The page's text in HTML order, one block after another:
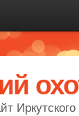
Иркутского